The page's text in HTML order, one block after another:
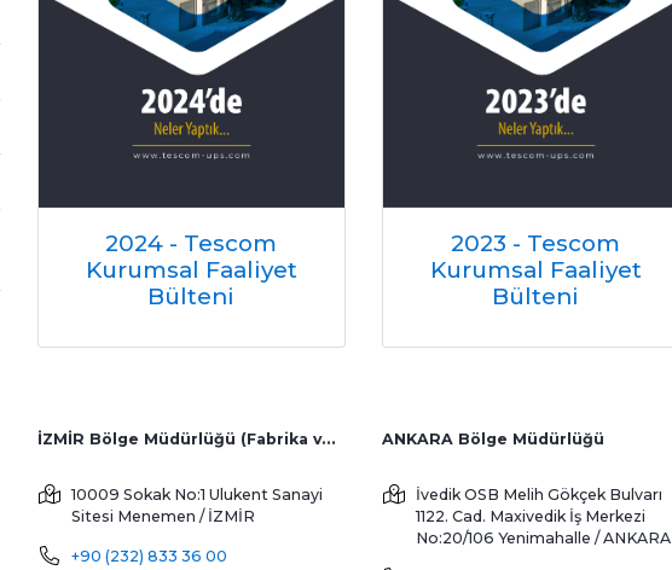
Çözüm Ortakları Giriş
2024 - Tescom
Kurumsal Faaliyet
Bülteni
2023 - Tescom
Kurumsal Faaliyet
Bülteni
İZMİR Bölge Müdürlüğü (Fabrika ve Yurtdışı Satış)
10009 Sokak No:1 Ulukent Sanayi
Sitesi Menemen / İZMİR
+90 (232) 833 36 00
ANKARA Bölge Müdürlüğü
İvedik OSB Melih Gökçek Bulvarı
1122. Cad. Maxivedik İş Merkezi
No:20/106 Yenimahalle / ANKARA